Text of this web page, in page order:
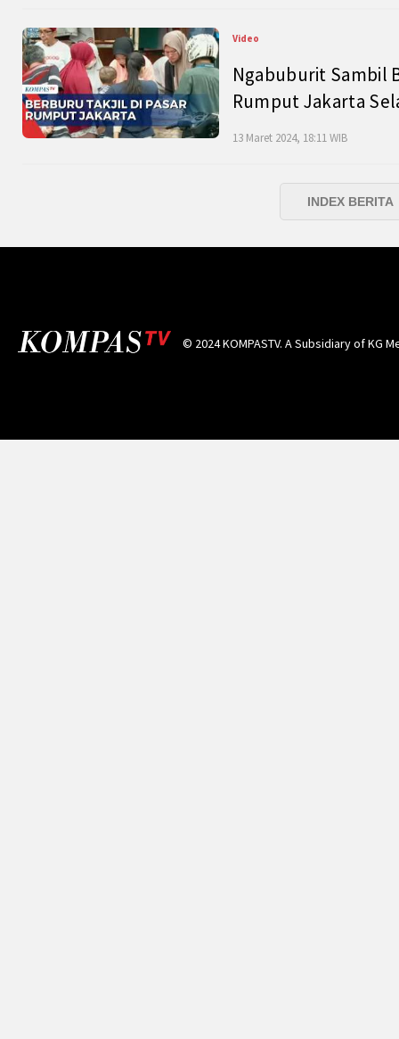
Video
Ngabuburit Sambil
Rumput Jakarta
13 Maret 2024, 18:11 WIB
INDEX BERITA
© 2024 KOMPASTV. A Subsidiary ofKG